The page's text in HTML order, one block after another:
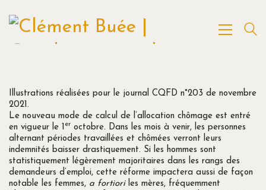
Illustrations réalisées pour le journal CQFD n°203 de novembre
2021.
Le nouveau mode de calcul de l’allocation chômage est entré
en vigueur le 1er octobre. Dans les mois à venir, les personnes
alternant périodes travaillées et chômées verront leurs
indemnités baisser drastiquement. Si les hommes sont
statistiquement légèrement majoritaires dans les rangs des
demandeurs d’emploi, cette réforme impactera aussi de façon
notable les femmes, a fortioriles mères, fréquemment